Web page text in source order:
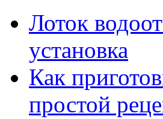
Лоток
установка
Как
простой